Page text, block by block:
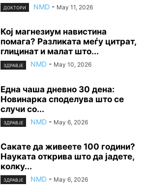
ДОКТОРИ NMD - May 11, 2026
Кој магнезиум навистина
помага? Разликата меѓу цитрат,
глицинат и малат што...
ЗДРАВЈЕ NMD - May 10, 2026
Една чаша дневно 30 дена:
Новинарка споделува што се
случи со...
ЗДРАВЈЕ NMD - May 6, 2026
Сакате да живеете 100 години?
Науката открива што да јадете,
колку...
ЗДРАВЈЕ NMD - May 6, 2026